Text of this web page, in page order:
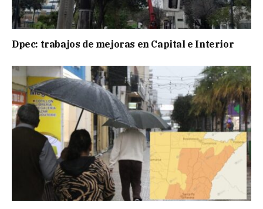
Dpec: trabajos de mejoras en Capital e Interior